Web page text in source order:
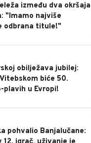
između dva okršaja
"Imamo najviše
odbrana titule!"
obilježava jubilej:
biće 50.
plavih u Evropi!
pohvalio Banjalučane: